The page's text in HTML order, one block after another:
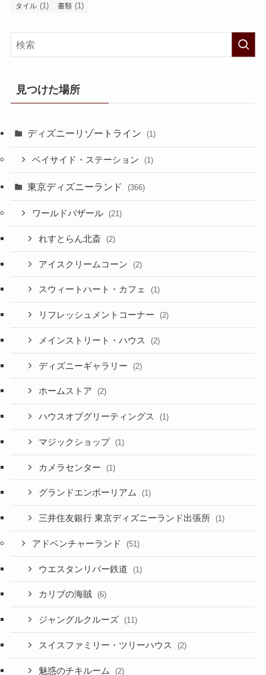
タイル (1) 書類 (1)
見つけた場所
ディズニーリゾートライン (1)
ベイサイド・ステーション (1)
東京ディズニーランド (366)
ワールドバザール (21)
れすとらん北斎 (2)
アイスクリームコーン (2)
スウィートハート・カフェ (1)
リフレッシュメントコーナー (2)
メインストリート・ハウス (2)
ディズニーギャラリー (2)
ホームストア (2)
ハウスオブグリーティングス (1)
マジックショップ (1)
カメラセンター (1)
グランドエンポーリアム (1)
三井住友銀行 東京ディズニーランド出張所 (1)
アドベンチャーランド (51)
ウエスタンリバー鉄道 (1)
カリブの海賊 (6)
ジャングルクルーズ (11)
スイスファミリー・ツリーハウス (2)
魅惑のチキルーム (2)